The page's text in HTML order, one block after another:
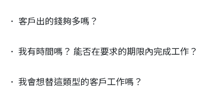
． 客戶出的錢夠多嗎？
． 我有時間嗎？ 能否在要求的期限內完成工作？
． 我會想替這類型的客戶工作嗎？